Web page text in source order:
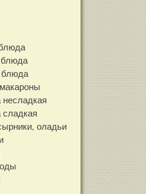
блюда
блюда
макароны
несладкая
сладкая
оладьи